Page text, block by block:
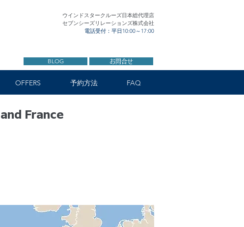
ウインドスタークルーズ日本総代理店
セブンシーズリレーションズ株式会社
電話受付：平日10:00～17:00
BLOG お問合せ
OFFERS 予約方法 FAQ
France